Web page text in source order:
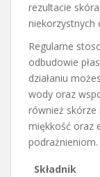
rezultacie
niekorzystnych
Regularne
odbudowie
działaniu
wody oraz
również skórze
miękkość oraz
podrażnieniom.
Składnik